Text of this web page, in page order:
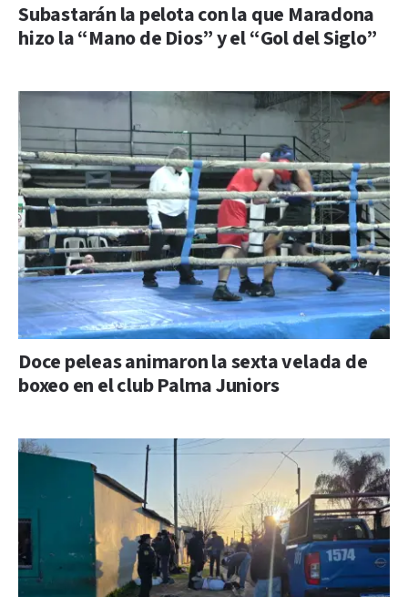
Subastarán la pelota con la que Maradona
hizo la “Mano de Dios” y el “Gol del Siglo”
Doce peleas animaron la sexta velada de
boxeo en el club Palma Juniors